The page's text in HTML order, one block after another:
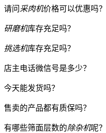
请问 采肉机价格可以优惠吗？
研磨机库存充足吗？
挑选机库存充足吗？
店主电话微信号是多少？
今天能发货吗？
售卖的产品都有质保吗？
有哪些筛面层数的除杂机呢？